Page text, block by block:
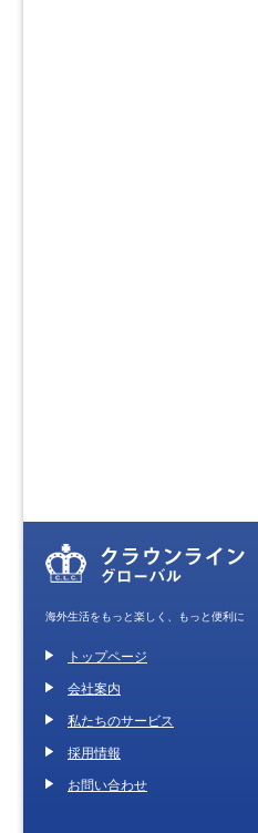
海外生活をもっと楽しく、もっと便利に
トップページ
会社案内
私たちのサービス
採用情報
お問い合わせ